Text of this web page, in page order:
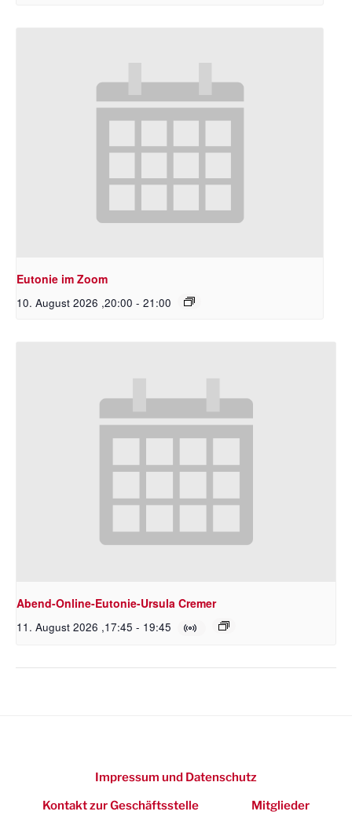
Eutonie im Zoom
10. August 2026 ,20:00 - 21:00
Abend-Online-Eutonie-Ursula Cremer
11. August 2026 ,17:45 - 19:45
Impressum und Datenschutz
Kontakt zur Geschäftsstelle
Mitglieder